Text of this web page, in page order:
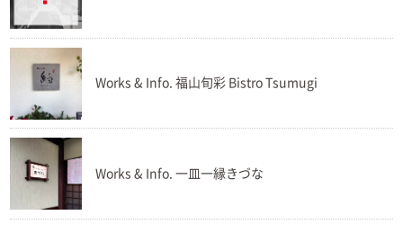
Works & Info. 福山旬彩 Bistro Tsumugi
Works & Info. 一皿一縁きづな